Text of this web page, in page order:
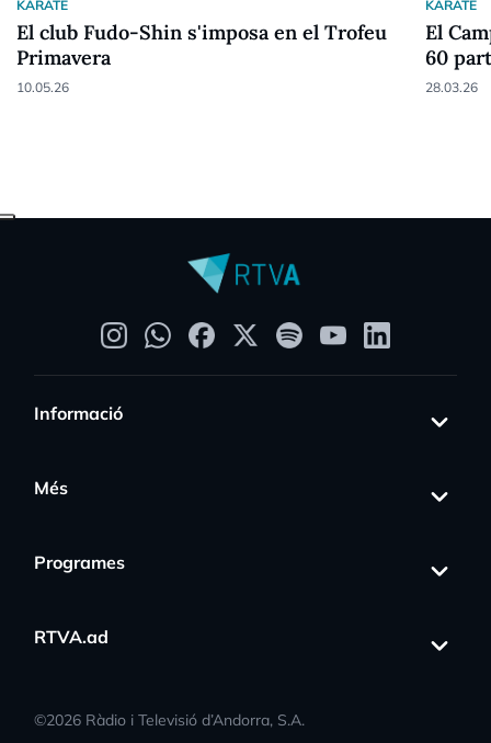
KARATE
El club Fudo-Shin s'imposa en el Trofeu
Primavera
10.05.26
KARATE
El
60
28.03.26
Informació
Més
Programes
RTVA.ad
©2026 Ràdio i Televisió d’Andorra, S.A.